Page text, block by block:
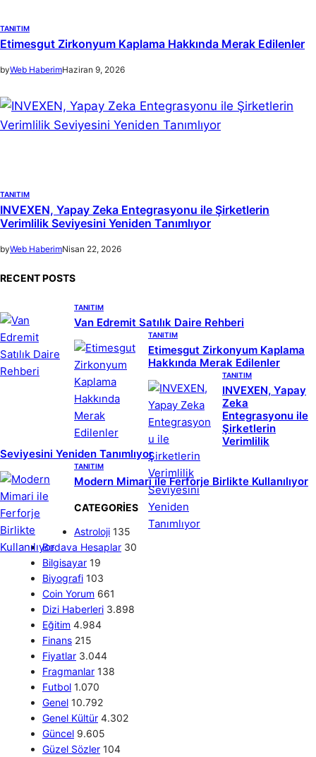
TANITIM
Etimesgut Zirkonyum Kaplama Hakkında Merak Edilenler
byWeb HaberimHaziran 9, 2026
TANITIM
INVEXEN, Yapay Zeka Entegrasyonu ile Şirketlerin
Verimlilik Seviyesini Yeniden Tanımlıyor
byWeb HaberimNisan 22, 2026
RECENT POSTS
TANITIM
Van Edremit Satılık Daire Rehberi
TANITIM
Etimesgut Zirkonyum Kaplama
Hakkında Merak Edilenler
TANITIM
INVEXEN, Yapay
Zeka
Entegrasyonu ile
Şirketlerin
Verimlilik
Seviyesini Yeniden Tanımlıyor
TANITIM
Modern Mimari ile Ferforje Birlikte Kullanılıyor
CATEGORIES
Astroloji 135
Bedava Hesaplar 30
Bilgisayar 19
Biyografi 103
Coin Yorum 661
Dizi Haberleri 3.898
Eğitim 4.984
Finans 215
Fiyatlar 3.044
Fragmanlar 138
Futbol 1.070
Genel 10.792
Genel Kültür 4.302
Güncel 9.605
Güzel Sözler 104